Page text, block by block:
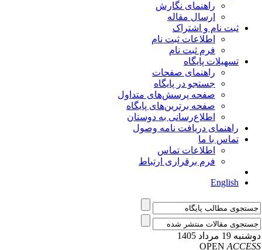
راهنمای نگارش
ارسال مقاله
ثبت نام و اشتراک
اطلاعات ثبت نام
فرم ثبت نام
تسهیلات پایگاه
راهنمای صفحات
جستجو در پایگاه
صفحه پرسش‌های متداول
صفحه برترین‌های پایگاه
اطلاع‌رسانی به دوستان
راهنمای دریافت نامه وصول
تماس با ما
اطلاعات تماس
فرم برقراری ارتباط
English
19 مرداد 1405
OPEN